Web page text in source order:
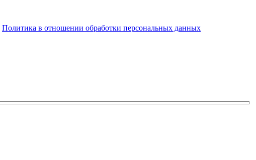
Политика в отношении обработки персональных данных